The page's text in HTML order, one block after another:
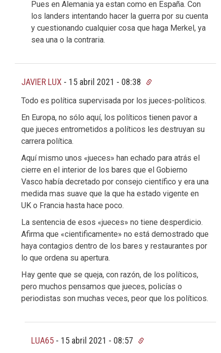
Pues en Alemania ya estan como en España. Con
los landers intentando hacer la guerra por su cuenta
y cuestionando cualquier cosa que haga Merkel, ya
sea una o la contraria.
JAVIER LUX - 15 abril 2021 - 08:38
Todo es política supervisada por los jueces-políticos.
En Europa, no sólo aquí, los políticos tienen pavor a
que jueces entrometidos a políticos les destruyan su
carrera política.
Aquí mismo unos «jueces» han echado para atrás el
cierre en el interior de los bares que el Gobierno
Vasco había decretado por consejo científico y era una
medida mas suave que la que ha estado vigente en
UK o Francia hasta hace poco.
La sentencia de esos «jueces» no tiene desperdicio.
Afirma que «cientificamente» no está demostrado que
haya contagios dentro de los bares y restaurantes por
lo que ordena su apertura.
Hay gente que se queja, con razón, de los políticos,
pero muchos pensamos que jueces, policías o
periodistas son muchas veces, peor que los políticos.
LUA65 - 15 abril 2021 - 08:57